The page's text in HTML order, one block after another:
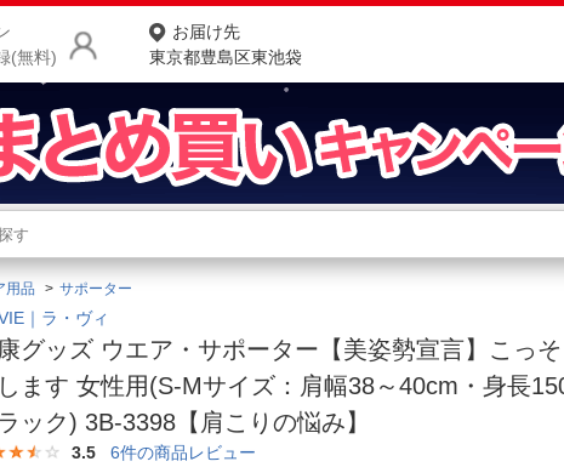
(無料)
お届け先
東京都豊島区東池袋
商品をさがす
ランキングからさがす
お客様サポート
用品 サポーター
｜ラ・ヴィ
グッズ ウエア・サポーター【美姿勢宣言】こっ
ます 女性用(S-Mサイズ：肩幅38～40cm・身長
ック) 3B-3398【肩こりの悩み】
3.5 6件の商品レビュー